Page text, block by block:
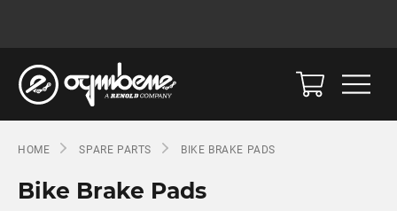
HOME SPARE PARTS BIKE BRAKE PADS
Bike Brake Pads